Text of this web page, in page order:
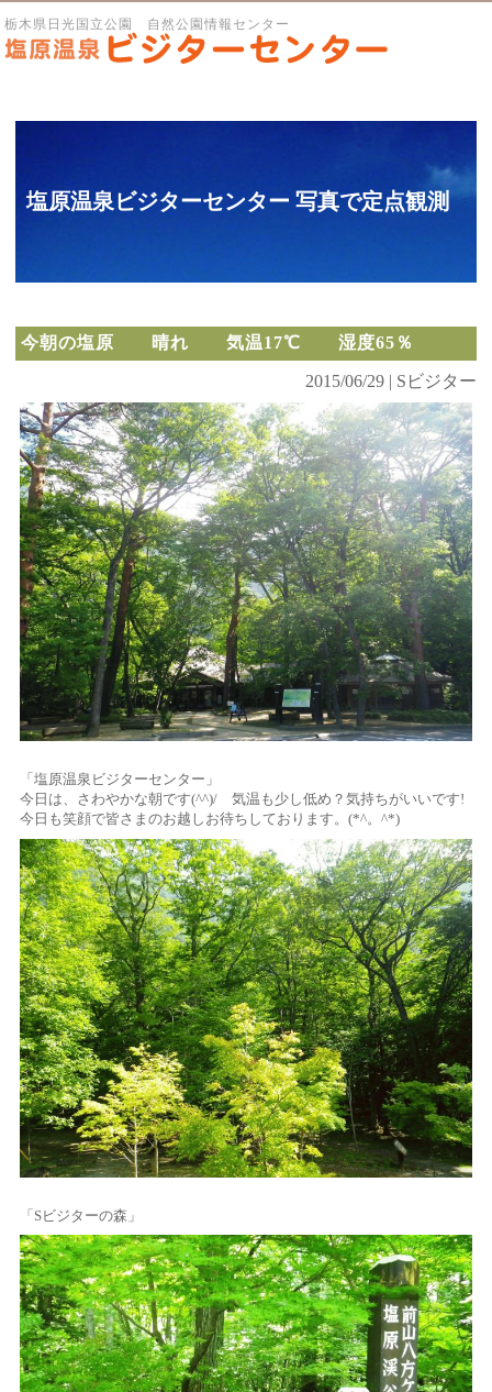
栃木県日光国立公園 自然公園情報センター
塩原温泉ビジターセンター 写真で定点観測
今朝の塩原 晴れ 気温17℃ 湿度65％
2015/06/29 | Sビジター
「塩原温泉ビジターセンター」
今日は、さわやかな朝です(^^)/ 気温も少し低め？気持ちがいいです!
今日も笑顔で皆さまのお越しお待ちしております。(*^。^*)
「Sビジターの森」